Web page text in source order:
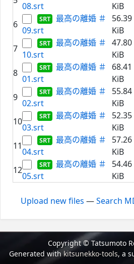
08.srt
KiB
6
最高の離婚 ＃
09.srt
56.39
KiB
7
最高の離婚 ＃
10.srt
47.80
KiB
8
最高の離婚 ＃
01.srt
68.41
KiB
9
最高の離婚 ＃
02.srt
55.84
KiB
10
最高の離婚 ＃
03.srt
52.35
KiB
11
最高の離婚 ＃
04.srt
57.26
KiB
12
最高の離婚 ＃
05.srt
54.46
KiB
Upload new files —Search
Copyright © Tatsumoto
Generated withkitsunekko-tools, a